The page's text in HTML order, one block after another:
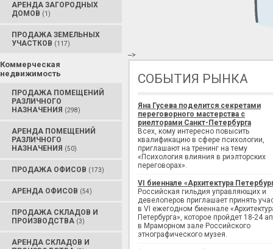
АРЕНДА ЗАГОРОДНЫХ
ДОМОВ (1)
ПРОДАЖА ЗЕМЕЛЬНЫХ
УЧАСТКОВ (117)
Коммерческая
недвижимость
ПРОДАЖА ПОМЕЩЕНИЙ
РАЗЛИЧНОГО
НАЗНАЧЕНИЯ (298)
АРЕНДА ПОМЕЩЕНИЙ
РАЗЛИЧНОГО
НАЗНАЧЕНИЯ (50)
ПРОДАЖА ОФИСОВ (173)
АРЕНДА ОФИСОВ (54)
ПРОДАЖА СКЛАДОВ И
ПРОИЗВОДСТВА (3)
АРЕНДА СКЛАДОВ И
-->
СОБЫТИЯ РЫНКА
Яна Гусева поделится секретами
переговорного мастерства с
риелторами Санкт-Петербурга
Всех, кому интересно повысить
квалификацию в сфере психологии,
приглашают на тренинг на тему
«Психология влияния в риэлторских
переговорах».
VI биеннале «Архитектура
Российская гильдия управляющих и
девелоперов приглашает принять
в VI ежегодном биеннале
Петербурга», которое пройдет 18-24
в Мраморном зале Российского
этнографического музея.